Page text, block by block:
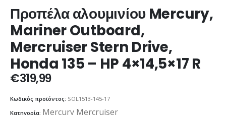
Προπέλα αλουμινίου Mercury,
Mariner Outboard,
Mercruiser Stern Drive,
Honda 135 – HP 4×14,5×17 R
€319,99
Κωδικός προϊόντος: SOL1513-145-17
Κατηγορία: Mercury Mercruiser